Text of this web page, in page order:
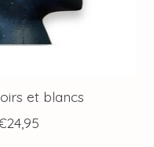
et blancs